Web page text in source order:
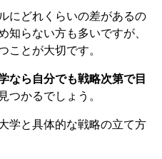
にどれくらいの差があるの
知らない方も多いですが、
ことが大切です。
なら自分でも戦略次第で目
つかるでしょう。
学と具体的な戦略の立て方